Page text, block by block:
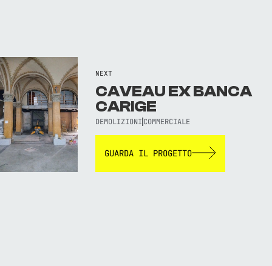
NEXT
CAVEAU EX BANCA
CARIGE
DEMOLIZIONI COMMERCIALE
GUARDA IL PROGETTO